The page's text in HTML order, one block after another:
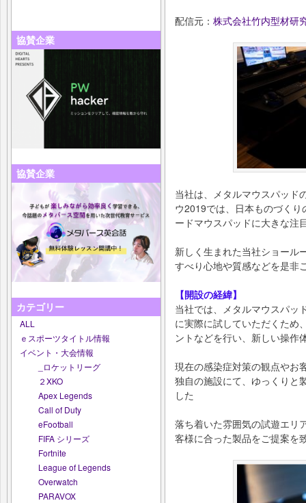
協賛企業
協賛企業
カテゴリー
ALL
ｅスポーツタイトル情報
イベント・大会情報
_ロケットリーグ
２XKO
Apex Legends
Call of Duty
eFootball
FIFA シリーズ
Fortnite
League of Legends
Overwatch
PARAVOX
配信元： 株式会社竹内型材研
当社は、メタルマウスパッド
ウ2019では、⽇本ものづく
ードマウスパッドに⼤きな注
新しく生まれた当社ショール
すべり⼼地や質感などを是⾮
【開設の経緯】
当社では、メタルマウスパッ
に実際に試していただくため
ントなどを⾏い、新しい操作
現在の感染症対策の観点やお
独⾃の施設にて、ゆっくりと
した
落ち着いた雰囲気の試遊エリ
客様に合った製品をご提案を